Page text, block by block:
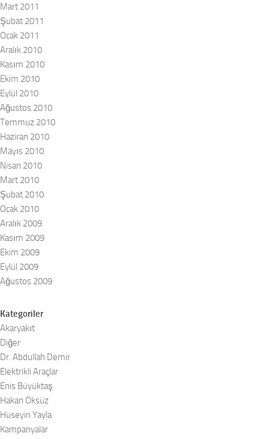
Mart 2011
Şubat 2011
Ocak 2011
Aralık 2010
Kasım 2010
Ekim 2010
Eylül 2010
Ağustos 2010
Temmuz 2010
Haziran 2010
Mayıs 2010
Nisan 2010
Mart 2010
Şubat 2010
Ocak 2010
Aralık 2009
Kasım 2009
Ekim 2009
Eylül 2009
Ağustos 2009
Kategoriler
Akaryakıt
Diğer
Dr. Abdullah Demir
Elektrikli Araçlar
Enis Büyüktaş
Hakan Öksüz
Hüseyin Yayla
Kampanyalar